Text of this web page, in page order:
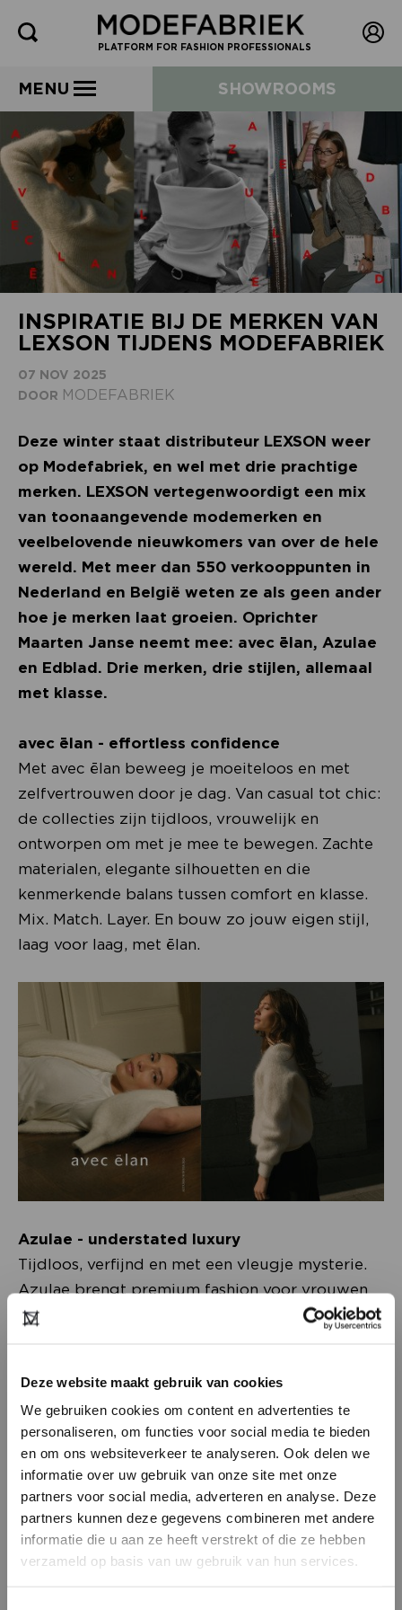
Deze website maakt gebruik van cookies
We gebruiken cookies om content en advertenties te
personaliseren, om functies voor social media te bieden
en om ons websiteverkeer te analyseren. Ook delen we
informatie over uw gebruik van onze site met onze
partners voor social media, adverteren en analyse. Deze
partners kunnen deze gegevens combineren met andere
informatie die u aan ze heeft verstrekt of die ze hebben
verzameld op basis van uw gebruik van hun services.
PLATFORM FOR FASHION PROFESSIONALS
MENU SHOWROOMS
HEB JE NOG GEEN
ACCOUNT?
INSPIRATIE BIJ DE MERKEN VAN
LEXSON TIJDENS MODEFABRIEK
07 NOV 2025
DOOR MODEFABRIEK
Deze winter staat distributeur LEXSON weer
op Modefabriek, en wel met drie prachtige
merken. LEXSON vertegenwoordigt een mix
van toonaangevende modemerken en
veelbelovende nieuwkomers van over de hele
wereld. Met meer dan 550 verkooppunten in
Nederland en België weten ze als geen ander
hoe je merken laat groeien. Oprichter
Maarten Janse neemt mee: avec ēlan, Azulae
en Edblad. Drie merken, drie stijlen, allemaal
met klasse.
avec ēlan - effortless confidence
Met avec ēlan beweeg je moeiteloos en met
zelfvertrouwen door je dag. Van casual tot chic:
de collecties zijn tijdloos, vrouwelijk en
ontworpen om met je mee te bewegen. Zachte
materialen, elegante silhouetten en die
kenmerkende balans tussen comfort en klasse.
Mix. Match. Layer. En bouw zo jouw eigen stijl,
laag voor laag, met ēlan.
Azulae - understated luxury
Tijdloos, verfijnd en met een vleugje mysterie.
Azulae brengt premium fashion voor vrouwen
die weten wat ze willen: stijl, kwaliteit en
materialen en subtiele details tot veelzijdige
stukken die moeiteloos met je meebewegen,
waar je ook bent. Met capsulecollecties die
seizoen na seizoen relevant blijven, creëer je
een garderobe die rust én kracht uitstraalt.
Expressive, but never loud.